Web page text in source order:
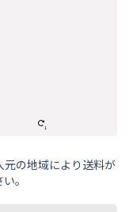
の地域により送料が
。